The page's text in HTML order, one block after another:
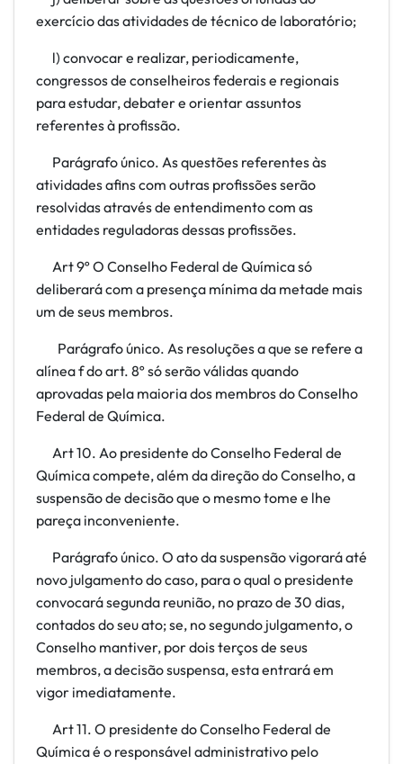
exercício das atividades de técnico de laboratório;
l) convocar e realizar, periodicamente,
congressos de conselheiros federais e regionais
para estudar, debater e orientar assuntos
referentes à profissão.
Parágrafo único. As questões referentes às
atividades afins com outras profissões serão
resolvidas através de entendimento com as
entidades reguladoras dessas profissões.
Art 9º O Conselho Federal de Química só
deliberará com a presença mínima da metade mais
um de seus membros.
Parágrafo único. As resoluções a que se refere a
alínea fdo art. 8º só serão válidas quando
aprovadas pela maioria dos membros do Conselho
Federal de Química.
Art 10. Ao presidente do Conselho Federal de
Química compete, além da direção do Conselho, a
suspensão de decisão que o mesmo tome e lhe
pareça inconveniente.
Parágrafo único. O ato da suspensão vigorará até
novo julgamento do caso, para o qual o presidente
convocará segunda reunião, no prazo de 30 dias,
contados do seu ato; se, no segundo julgamento, o
Conselho mantiver, por dois terços de seus
membros, a decisão suspensa, esta entrará em
vigor imediatamente.
Art 11. O presidente do Conselho Federal de
Química é o responsável administrativo pelo